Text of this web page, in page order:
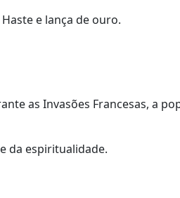
e lança de ouro.
as Invasões Francesas, a
da espiritualidade.